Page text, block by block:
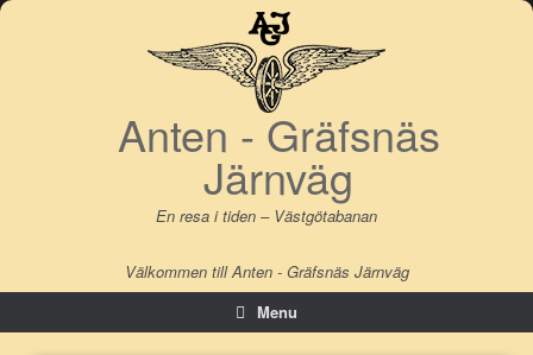
Skip
Anten - Gräfsnäs
Järnväg
En resa i tiden – Västgötabanan
Välkommen till Anten - Gräfsnäs Järnväg
Menu